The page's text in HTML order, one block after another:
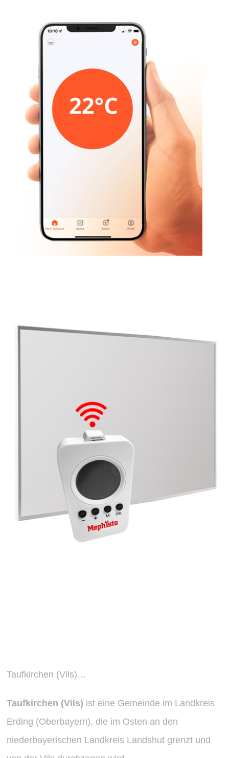
Taufkirchen (Vils)…
Taufkirchen (Vils) ist eine Gemeinde im Landkreis
Erding (Oberbayern), die im Osten an den
niederbayerischen Landkreis Landshut grenzt und